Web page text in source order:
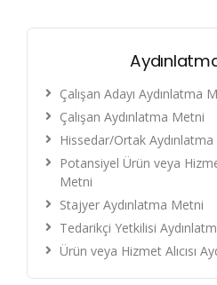
Çalışan Adayı Aydınlatma
Çalışan Aydınlatma Metni
Hissedar/Ortak
Potansiyel Ürün veya
Metni
Stajyer Aydınlatma Metni
Tedarikçi Yetkilisi
Ürün veya Hizmet Alıcısı